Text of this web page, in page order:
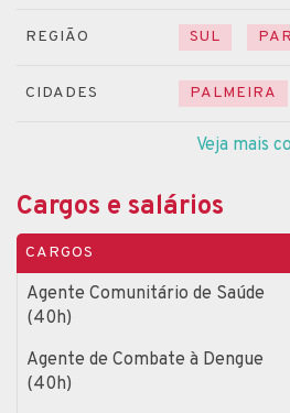
REGIÃO SUL
CIDADES PALMEIRA
Veja mais
Cargos e salários
CARGOS
Agente Comunitário de Saúde
(40h)
Agente de Combate à Dengue
(40h)